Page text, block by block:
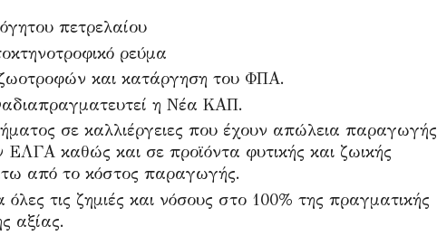
πετρελαίου
ρεύμα
και κατάργηση του ΦΠΑ.
η Νέα ΚΑΠ.
σε καλλιέργειες που έχουν απώλεια παραγωγής
καθώς και σε προϊόντα φυτικής και ζωικής
από το κόστος παραγωγής.
τις ζημιές και νόσους στο 100% της πραγματικής
αξίας.